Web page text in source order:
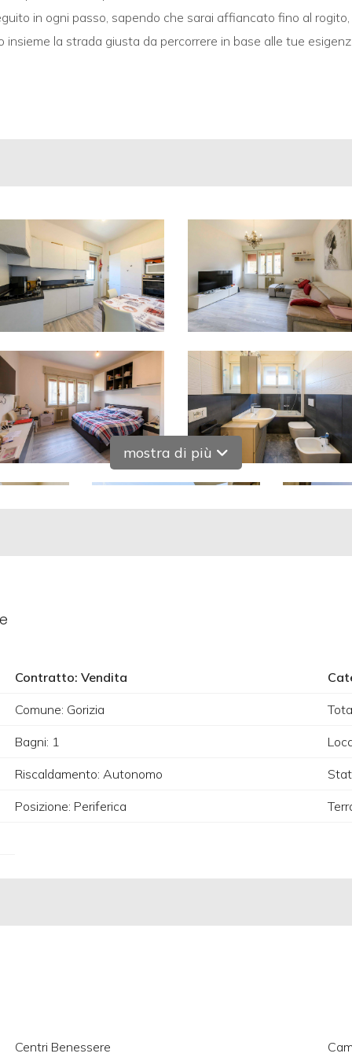
in ogni passo, sapendo che sarai affiancato fino al
la strada giusta da percorrere in base alle tue
mostra di più
Contratto: Vendita
Comune: Gorizia
Bagni: 1
Riscaldamento: Autonomo
Posizione: Periferica
Centri Benessere